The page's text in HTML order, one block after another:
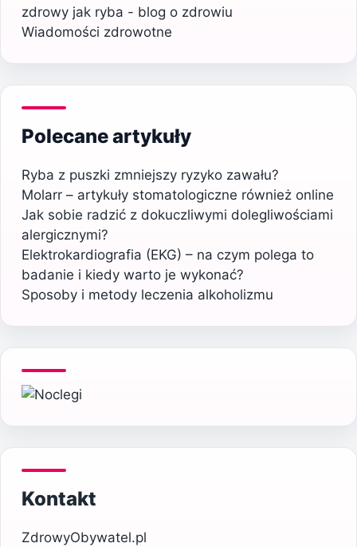
zdrowy jak ryba - blog o zdrowiu
Wiadomości zdrowotne
Polecane artykuły
Ryba z puszki zmniejszy ryzyko zawału?
Molarr – artykuły stomatologiczne również online
Jak sobie radzić z dokuczliwymi dolegliwościami
alergicznymi?
Elektrokardiografia (EKG) – na czym polega to
badanie i kiedy warto je wykonać?
Sposoby i metody leczenia alkoholizmu
Kontakt
ZdrowyObywatel.pl